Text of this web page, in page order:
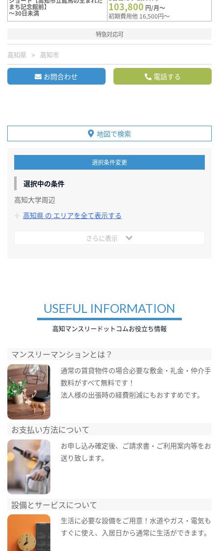
まち記念館前】
～30日未満
103,800 円/月～
初期費用他 16,500円～
特急対応可
高知県 高知市
お問合わせ 電話する
地図で検索
選択条件変更
選択中の条件
高知大学周辺
高知県 の エリアを全て表示する
さらに表示
USEFUL INFORMATION
高知マンスリードットコムお役立ち情報
マンスリーマンションとは？
通常の賃貸物件の場合必要な敷金・礼金・仲介手
数料がすべて無料です！
法人様の出張時の経費削減にもおすすめです。
お支払い方法について
お申し込み確定後、ご請求書・ご利用案内等をお
送り致します。
設備とサービスについて
生活に必要な設備をご用意！水道やガス・電気も
すぐに使え、入居日から通常に生活ができます。